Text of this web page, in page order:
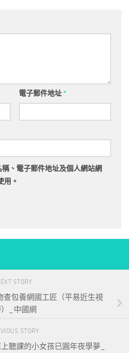
電子郵件地址*
、電子郵件地址及個人網站網
用。
STORY
查包養網國工匠（平易近生視
_中國網
STORY
聽課的小女孩已圓年夜學夢_